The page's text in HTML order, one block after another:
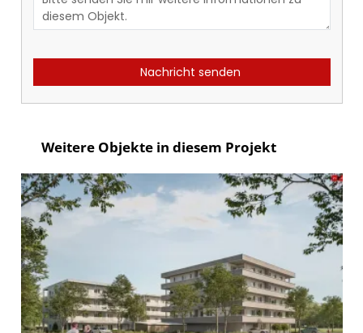
Nachricht senden
Weitere Objekte in diesem Projekt